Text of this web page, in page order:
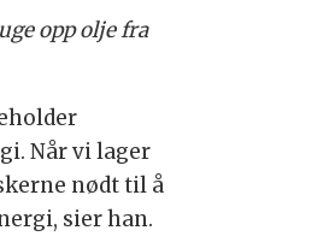
opp olje fra
Når vi lager
nødt til å
sier han.